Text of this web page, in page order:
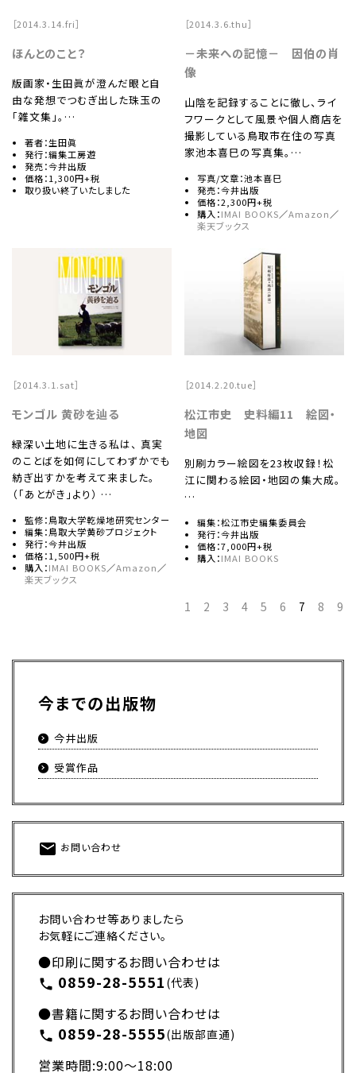
［2014.3.14.fri］
ほんとのこと？
版画家・生田眞が澄んだ眼と自
由な発想でつむぎ出した珠玉の
「雑文集」。…
著者：生田眞
発行：編集工房遊
発売：今井出版
価格：1,300円+税
取り扱い終了いたしました
［2014.3.6.thu］
－未来への記憶－ 因伯の肖
像
山陰を記録することに徹し、ライ
フワークとして風景や個人商店を
撮影している鳥取市在住の写真
家池本喜巳の写真集。…
写真/文章：池本喜巳
発売：今井出版
価格：2,300円+税
購入：IMAI BOOKS／Amazon／
楽天ブックス
［2014.3.1.sat］
モンゴル 黄砂を辿る
緑深い土地に生きる私は、 真実
のことばを如何にしてわずかでも
紡ぎ出すかを考えて来ました。
（「あとがき」より） …
監修：鳥取大学乾燥地研究センター
編集：鳥取大学黄砂プロジェクト
発行：今井出版
価格：1,500円+税
購入：IMAI BOOKS／Amazon ／
楽天ブックス
［2014.2.20.tue］
松江市史 史料編11 絵図・
地図
別刷カラー絵図を23枚収録！松
江に関わる絵図・地図の集大成。
…
編集：松江市史編集委員会
発行：今井出版
価格：7,000円+税
購入：IMAI BOOKS
1 2 3 4 5 6 7 8 9
今までの出版物
今井出版
受賞作品
mail お問い合わせ
お問い合わせ等ありましたら
お気軽にご連絡ください。
●印刷に関するお問い合わせは
phone 0859-28-5551 (代表)
●書籍に関するお問い合わせは
phone 0859-28-5555(出版部直通)
営業時間:9:00〜18:00